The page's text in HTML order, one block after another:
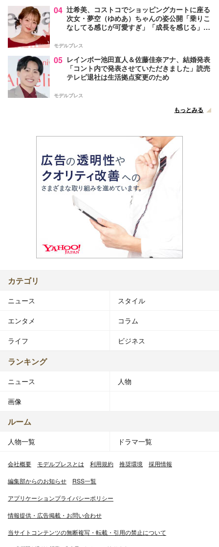
04 辻希美、コストコでショッピングカートに座る
次女・夢空（ゆめあ）ちゃんの姿公開「乗りこ
なしてる感じが可愛すぎ」「成長を感じる」の
モデルプレス
05 レインボー池田直人＆佐藤佳奈アナ、結婚発表
「コント内で発表させていただきました」読売
テレビ退社は生活拠点変更のため
モデルプレス
もっとみる
カテゴリ
ニュース スタイル
エンタメ コラム
ライフ ビジネス
ランキング
ニュース 人物
画像
ルーム
人物一覧 ドラマ一覧
会社概要 モデルプレスとは 利用規約 推奨環境 採用情報
編集部からのお知らせ RSS一覧
アプリケーションプライバシーポリシー
情報提供・広告掲載・お問い合わせ
当サイトコンテンツの無断複写・転載・引用の禁止について